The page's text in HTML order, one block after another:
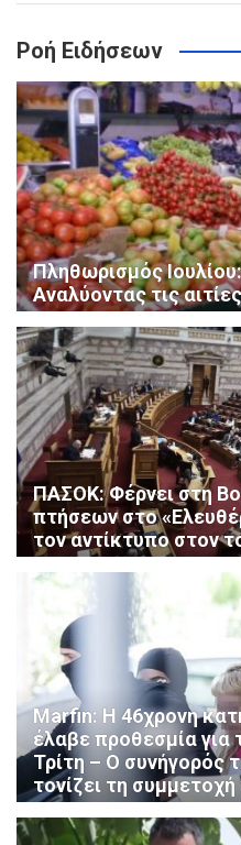
Ροή Ειδήσεων
Πληθωρισμός
Αναλύοντας τις
ΠΑΣΟΚ: Φέρνει στη
πτήσεων στο
τον αντίκτυπο στον
Marfin: Η 46χρονη
έλαβε προθεσμία για
Τρίτη – Ο συνήγορός
τονίζει τη